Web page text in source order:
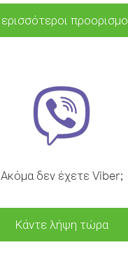
Ακόμα δεν έχετε Viber;
Κάντε λήψη τώρα